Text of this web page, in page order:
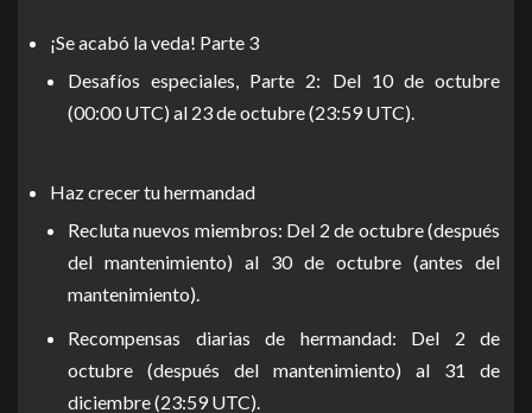
¡Se acabó la veda! Parte 3
Desafíos especiales, Parte 2: Del 10 de octubre
(00:00 UTC) al 23 de octubre (23:59 UTC).
Haz crecer tu hermandad
Recluta nuevos miembros: Del 2 de octubre (después
del mantenimiento) al 30 de octubre (antes del
mantenimiento).
Recompensas diarias de hermandad: Del 2 de
octubre (después del mantenimiento) al 31 de
diciembre (23:59 UTC).